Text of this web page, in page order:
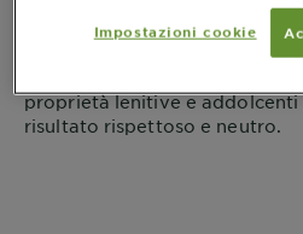
Capelli Delicati
proprietà lenitive e
risultato rispettoso e neutro.
Impostazioni cookie